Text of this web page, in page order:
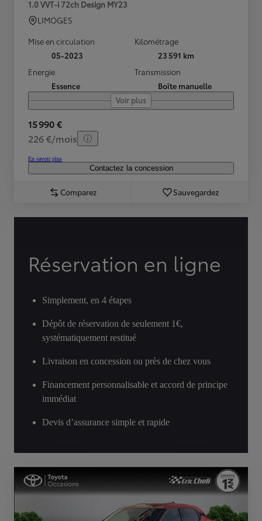
1.0 VVT-i 72ch Design MY23
LIMOGES
Mise en circulation
05-2023
Kilométrage
23 591 km
Energie
Essence
Transmission
Boîte manuelle
Voir plus
15 990 €
226 €/mois
En savoir plus
Contactez la concession
Comparez Sauvegardez
Réservation en ligne
Simplement, en 4 étapes
Dépôt de réservation de seulement 1€,
systématiquement restitué
Livraison en concession ou près de chez vous
Financement personnalisable et accord de principe
immédiat
Devis d’assurance simple et rapide